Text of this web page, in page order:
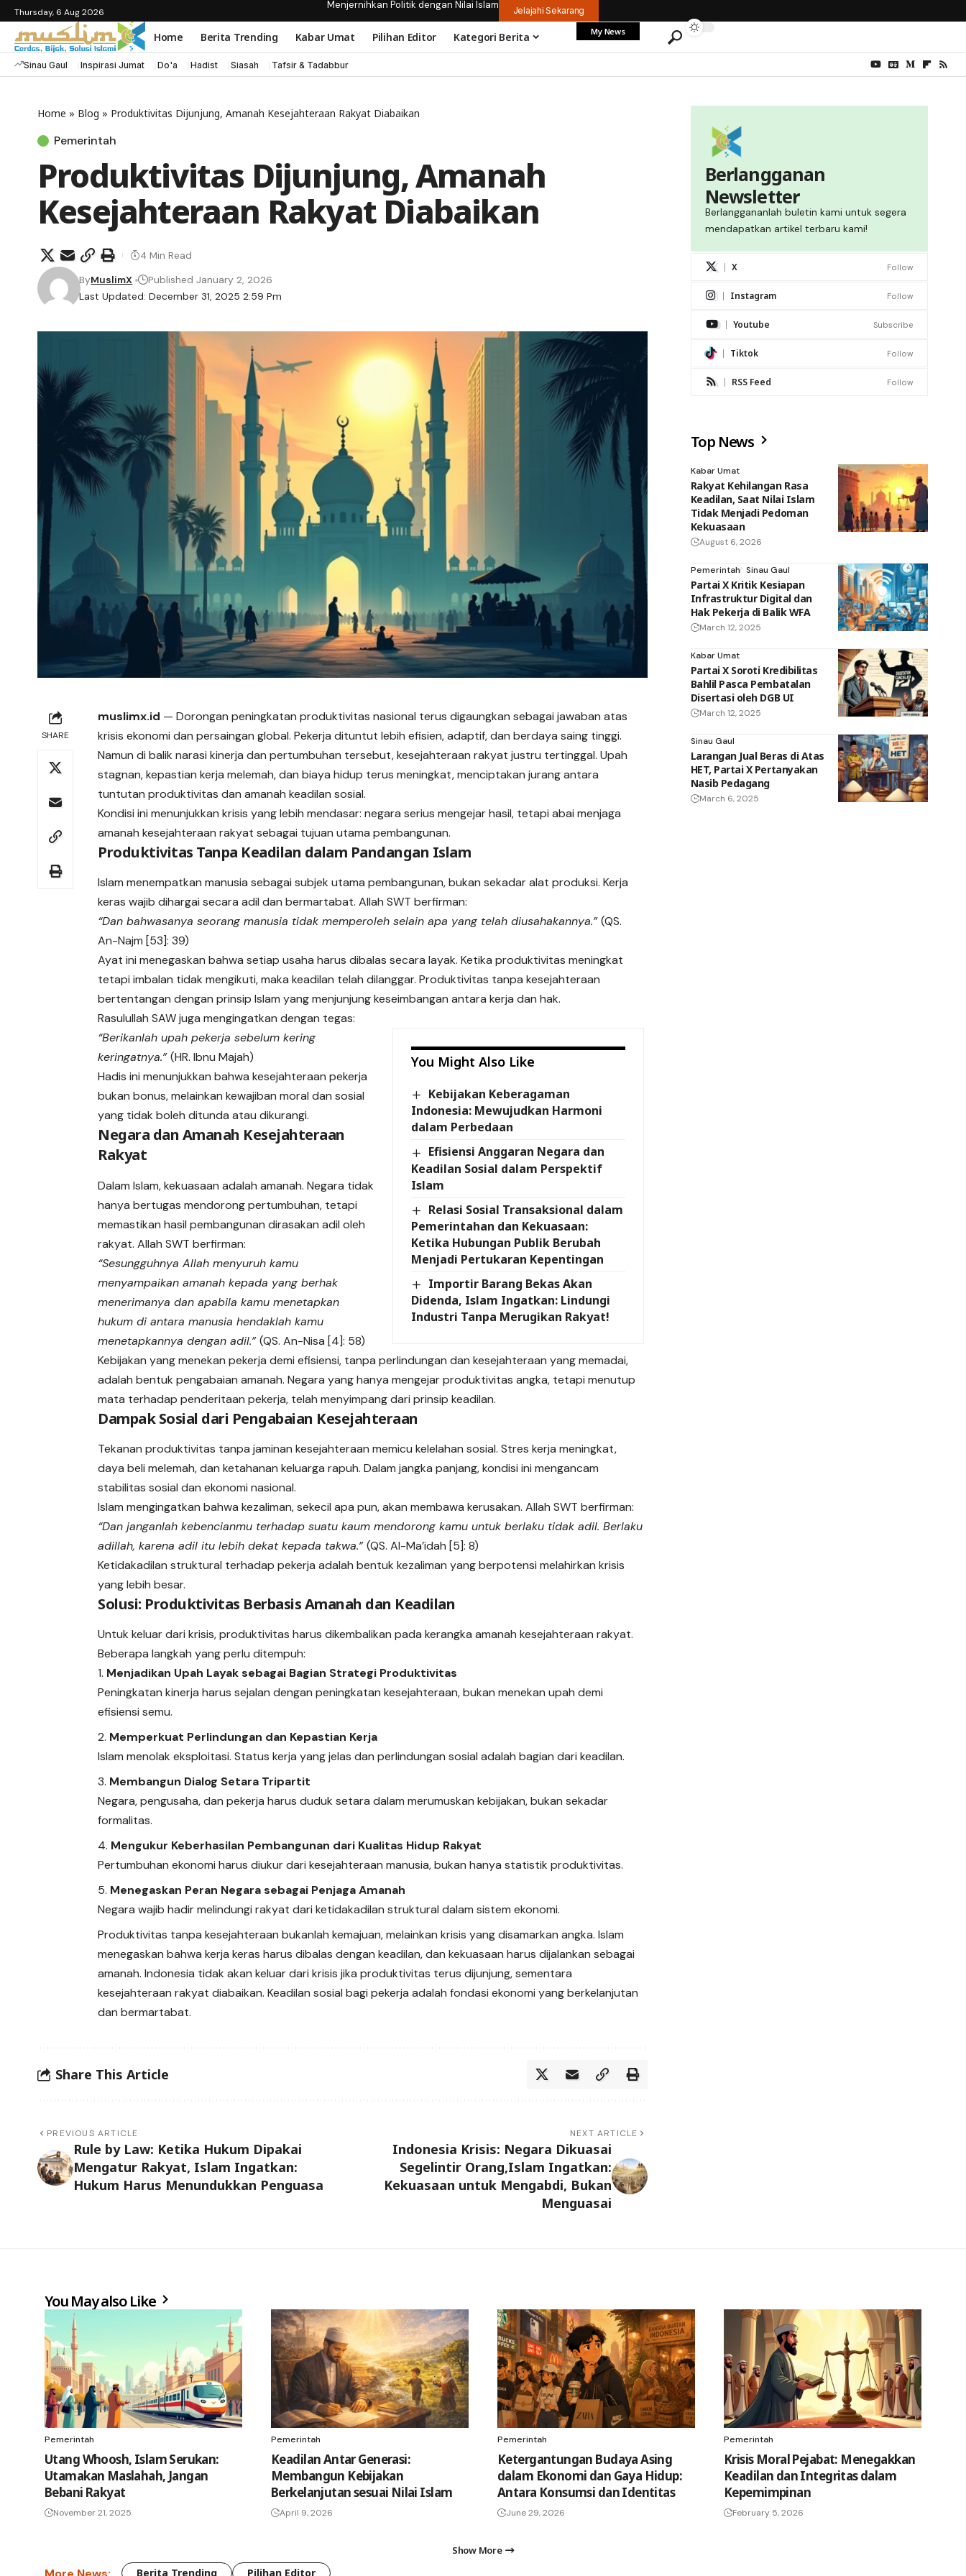
Thursday, 6 Aug 2026
Menjernihkan Politik dengan Nilai Islam Jelajahi Sekarang
Home Berita Trending Kabar Umat Pilihan Editor Kategori Berita My News
Sinau Gaul Inspirasi Jumat Do'a Hadist Siasah Tafsir & Tadabbur
Home » Blog » Produktivitas Dijunjung, Amanah Kesejahteraan Rakyat Diabaikan
Pemerintah
Produktivitas Dijunjung, Amanah
Kesejahteraan Rakyat Diabaikan
Last Updated: December 31, 2025 2:59 Pm
ByMuslimX Published January 2, 2026
4 Min Read
SHARE
muslimx.id — Dorongan peningkatan produktivitas nasional terus digaungkan sebagai jawaban atas
krisis ekonomi dan persaingan global. Pekerja dituntut lebih efisien, adaptif, dan berdaya saing tinggi.
Namun di balik narasi kinerja dan pertumbuhan tersebut, kesejahteraan rakyat justru tertinggal. Upah
stagnan, kepastian kerja melemah, dan biaya hidup terus meningkat, menciptakan jurang antara
tuntutanproduktivitas dan amanah keadilan sosial.
Kondisi ini menunjukkan krisis yang lebih mendasar: negara serius mengejar hasil, tetapi abai menjaga
amanah kesejahteraan rakyat sebagai tujuan utama pembangunan.
Produktivitas Tanpa Keadilan dalam Pandangan Islam
Islam menempatkan manusia sebagai subjek utama pembangunan, bukan sekadar alat produksi. Kerja
keras wajib dihargai secara adil dan bermartabat. Allah SWT berfirman:
“Dan bahwasanya seorang manusia tidak memperoleh selain apa yang telah diusahakannya.”(QS.
An-Najm [53]: 39)
Ayat ini menegaskan bahwa setiap usaha harus dibalas secara layak. Ketika produktivitas meningkat
tetapi imbalan tidak mengikuti, maka keadilan telah dilanggar. Produktivitas tanpa kesejahteraan
bertentangan dengan prinsip Islam yang menjunjung keseimbangan antara kerja dan hak.
Rasulullah SAW juga mengingatkan dengan tegas:
You Might Also Like
Kebijakan Keberagaman
Indonesia: Mewujudkan Harmoni
dalam Perbedaan
Efisiensi Anggaran Negara dan
Keadilan Sosial dalam Perspektif
Islam
Relasi Sosial Transaksional dalam
Pemerintahan dan Kekuasaan:
Ketika Hubungan Publik Berubah
Menjadi Pertukaran Kepentingan
Importir Barang Bekas Akan
Didenda, Islam Ingatkan: Lindungi
Industri Tanpa Merugikan Rakyat!
“Berikanlah upah pekerja sebelum kering
keringatnya.”(HR. Ibnu Majah)
Hadis ini menunjukkan bahwa kesejahteraan pekerja
bukan bonus, melainkan kewajiban moral dan sosial
yang tidak boleh ditunda atau dikurangi.
Negara dan Amanah Kesejahteraan
Rakyat
Dalam Islam, kekuasaan adalah amanah. Negara tidak
hanya bertugas mendorong pertumbuhan, tetapi
memastikan hasil pembangunan dirasakan adil oleh
rakyat. Allah SWT berfirman:
“Sesungguhnya Allah menyuruh kamu
menyampaikan amanah kepada yang berhak
menerimanya dan apabila kamu menetapkan
hukum di antara manusia hendaklah kamu
menetapkannya dengan adil.”(QS. An-Nisa [4]: 58)
Kebijakan yang menekan pekerja demi efisiensi, tanpa perlindungan dan kesejahteraan yang memadai,
adalah bentuk pengabaian amanah. Negara yang hanya mengejar produktivitas angka, tetapi menutup
mata terhadap penderitaan pekerja, telah menyimpang dari prinsip keadilan.
Dampak Sosial dari Pengabaian Kesejahteraan
Tekanan produktivitas tanpa jaminan kesejahteraan memicu kelelahan sosial. Stres kerja meningkat,
daya beli melemah, dan ketahanan keluarga rapuh. Dalam jangka panjang, kondisi ini mengancam
stabilitas sosial dan ekonomi nasional.
Islam mengingatkan bahwa kezaliman, sekecil apa pun, akan membawa kerusakan. Allah SWT berfirman:
“Dan janganlah kebencianmu terhadap suatu kaum mendorong kamu untuk berlaku tidak adil. Berlaku
adillah, karena adil itu lebih dekat kepada takwa.”(QS. Al-Ma’idah [5]: 8)
Ketidakadilan struktural terhadap pekerja adalah bentuk kezaliman yang berpotensi melahirkan krisis
yang lebih besar.
Solusi: Produktivitas Berbasis Amanah dan Keadilan
Untuk keluar dari krisis, produktivitas harus dikembalikan pada kerangka amanah kesejahteraan rakyat.
Beberapa langkah yang perlu ditempuh:
Menjadikan Upah Layak sebagai Bagian Strategi Produktivitas
Peningkatan kinerja harus sejalan dengan peningkatan kesejahteraan, bukan menekan upah demi
efisiensi semu.
Memperkuat Perlindungan dan Kepastian Kerja
Islam menolak eksploitasi. Status kerja yang jelas dan perlindungan sosial adalah bagian dari keadilan.
Membangun Dialog Setara Tripartit
Negara, pengusaha, dan pekerja harus duduk setara dalam merumuskan kebijakan, bukan sekadar
formalitas.
Mengukur Keberhasilan Pembangunan dari Kualitas Hidup Rakyat
Pertumbuhan ekonomi harus diukur dari kesejahteraan manusia, bukan hanya statistik produktivitas.
Menegaskan Peran Negara sebagai Penjaga Amanah
Negara wajib hadir melindungi rakyat dari ketidakadilan struktural dalam sistem ekonomi.
Produktivitas tanpa kesejahteraan bukanlah kemajuan, melainkan krisis yang disamarkan angka. Islam
menegaskan bahwa kerja keras harus dibalas dengan keadilan, dan kekuasaan harus dijalankan sebagai
amanah. Indonesia tidak akan keluar dari krisis jika produktivitas terus dijunjung, sementara
kesejahteraan rakyat diabaikan. Keadilan sosial bagi pekerja adalah fondasi ekonomi yang berkelanjutan
dan bermartabat.
Share This Article
PREVIOUS ARTICLE
Rule by Law: Ketika Hukum Dipakai
Mengatur Rakyat, Islam Ingatkan:
Hukum Harus Menundukkan Penguasa
NEXT ARTICLE
Indonesia Krisis: Negara Dikuasai
Segelintir Orang,Islam Ingatkan:
Kekuasaan untuk Mengabdi, Bukan
Menguasai
Berlangganan
Newsletter
Berlanggananlah buletin kami untuk segera
mendapatkan artikel terbaru kami!
X Follow
Instagram Follow
Youtube Subscribe
Tiktok Follow
RSS Feed Follow
Top News
Kabar Umat
Rakyat Kehilangan Rasa
Keadilan, Saat Nilai Islam
Tidak Menjadi Pedoman
Kekuasaan
August 6, 2026
Pemerintah Sinau Gaul
Partai X Kritik Kesiapan
Infrastruktur Digital dan
Hak Pekerja di Balik WFA
March 12, 2025
Kabar Umat
Partai X Soroti Kredibilitas
Bahlil Pasca Pembatalan
Disertasi oleh DGB UI
March 12, 2025
Sinau Gaul
Larangan Jual Beras di Atas
HET, Partai X Pertanyakan
Nasib Pedagang
March 6, 2025
You May also Like
Pemerintah
Utang Whoosh, Islam Serukan:
Utamakan Maslahah, Jangan
Bebani Rakyat
November 21, 2025
Pemerintah
Keadilan Antar Generasi:
Membangun Kebijakan
Berkelanjutan sesuai Nilai Islam
April 9, 2026
Pemerintah
Ketergantungan Budaya Asing
dalam Ekonomi dan Gaya Hidup:
Antara Konsumsi dan Identitas
June 29, 2026
Pemerintah
Krisis Moral Pejabat: Menegakkan
Keadilan dan Integritas dalam
Kepemimpinan
February 5, 2026
Show More
Berita Trending Pilihan Editor